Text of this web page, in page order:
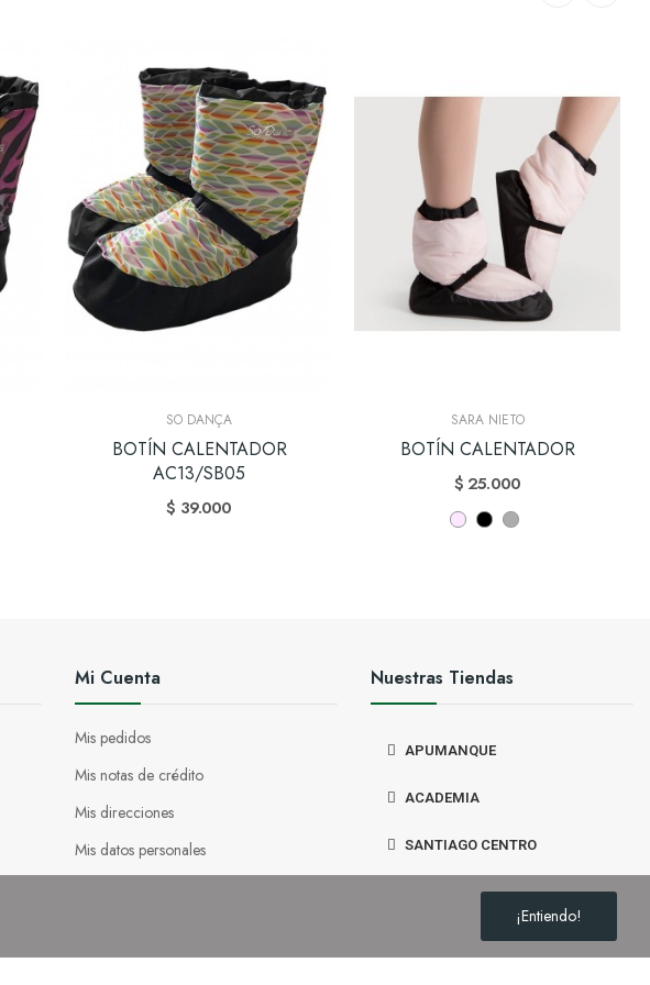
SO DANÇA
BOTÍN CALENTADOR
AC13/SB05
$ 39.000
SARA NIETO
BOTÍN CALENTADOR
$ 25.000
Mi Cuenta
Mis pedidos
Mis notas de crédito
Mis direcciones
Mis datos personales
Nuestras Tiendas
APUMANQUE
ACADEMIA
SANTIAGO CENTRO
VIÑA DEL MAR
¡Entiendo!